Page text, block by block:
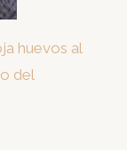
huevos al
del